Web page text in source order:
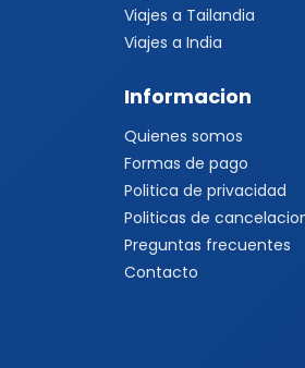
Viajes a Tailandia
Viajes a India
Informacion
Quienes somos
Formas de pago
Politica de privacidad
Politicas de
Preguntas frecuentes
Contacto